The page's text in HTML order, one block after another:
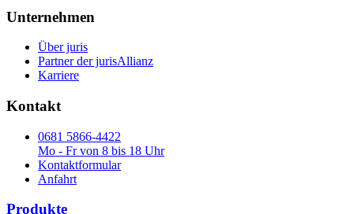
Unternehmen
Über juris
Partner der jurisAllianz
Karriere
Kontakt
0681 5866-4422
Mo - Fr von 8 bis 18 Uhr
Kontaktformular
Anfahrt
Produkte